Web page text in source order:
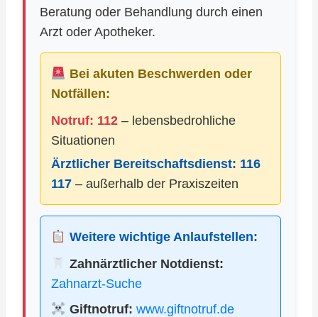
Beratung oder Behandlung durch einen
Arzt oder Apotheker.
Bei akuten Beschwerden oder
Notfällen:
Notruf: 112 – lebensbedrohliche
Situationen
Ärztlicher Bereitschaftsdienst: 116
117 – außerhalb der Praxiszeiten
Weitere wichtige Anlaufstellen:
Zahnärztlicher Notdienst:
Zahnarzt-Suche
Giftnotruf: www.giftnotruf.de